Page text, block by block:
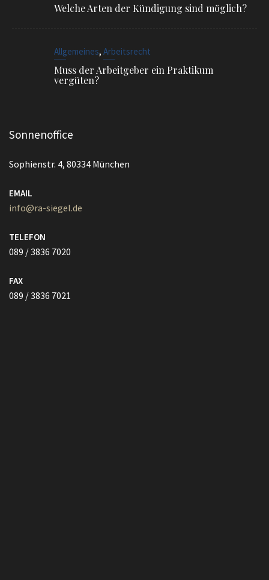
Welche Arten der Kündigung sind möglich?
Allgemeines, Arbeitsrecht
Muss der Arbeitgeber ein Praktikum
vergüten?
Sonnenoffice
Sophienstr. 4, 80334 München
EMAIL
info@ra-siegel.de
TELEFON
089 / 3836 7020
FAX
089 / 3836 7021